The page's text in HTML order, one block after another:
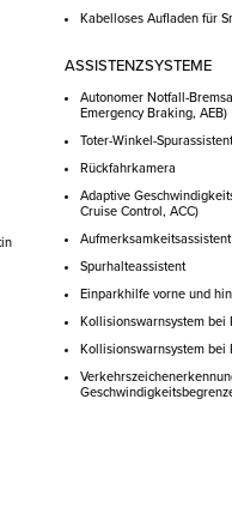
Kabelloses Aufladen für
ASSISTENZSYSTEME
Autonomer Notfall-
Emergency Braking, AEB)
Toter-Winkel-Spurassistent
Rückfahrkamera
Adaptive
Cruise Control, ACC)
Aufmerksamkeitsassistent
Spurhalteassistent
Einparkhilfe vorne und
Kollisionswarnsystem bei
Kollisionswarnsystem bei